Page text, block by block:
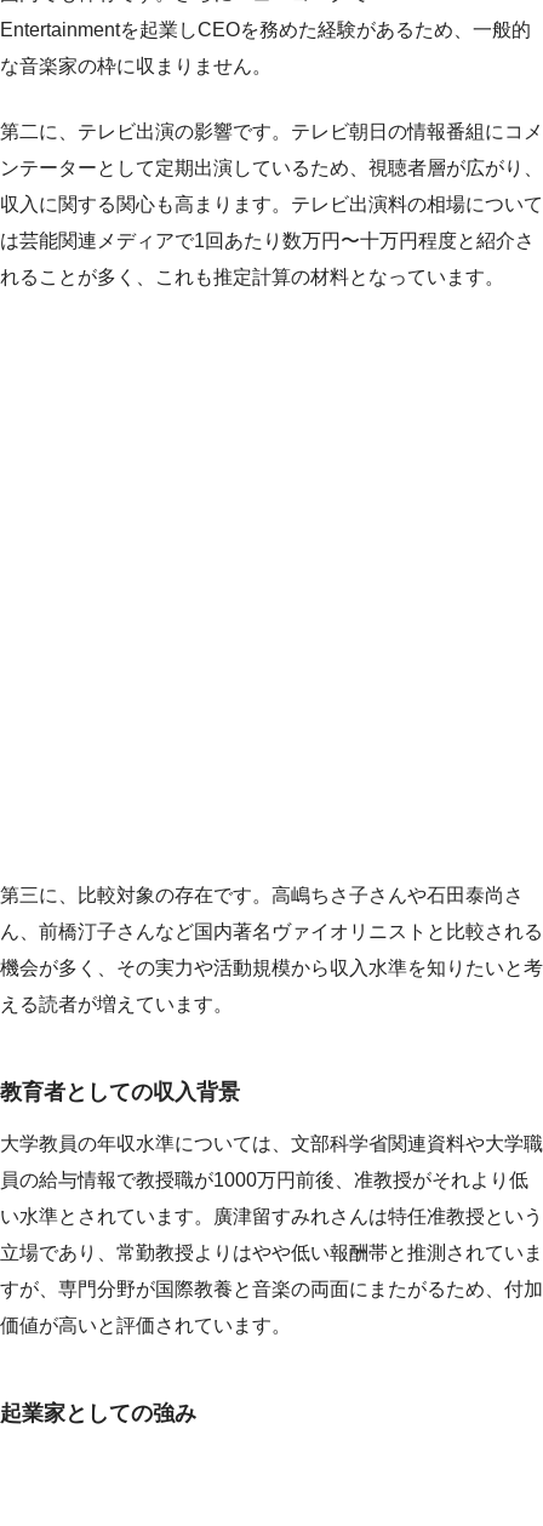
Entertainmentを起業しCEOを務めた経験があるため、一般的
な音楽家の枠に収まりません。
第二に、テレビ出演の影響です。テレビ朝日の情報番組にコメ
ンテーターとして定期出演しているため、視聴者層が広がり、
収入に関する関心も高まります。テレビ出演料の相場について
は芸能関連メディアで1回あたり数万円〜十万円程度と紹介さ
れることが多く、これも推定計算の材料となっています。
第三に、比較対象の存在です。高嶋ちさ子さんや石田泰尚さ
ん、前橋汀子さんなど国内著名ヴァイオリニストと比較される
機会が多く、その実力や活動規模から収入水準を知りたいと考
える読者が増えています。
教育者としての収入背景
大学教員の年収水準については、文部科学省関連資料や大学職
員の給与情報で教授職が1000万円前後、准教授がそれより低
い水準とされています。廣津留すみれさんは特任准教授という
立場であり、常勤教授よりはやや低い報酬帯と推測されていま
すが、専門分野が国際教養と音楽の両面にまたがるため、付加
価値が高いと評価されています。
起業家としての強み